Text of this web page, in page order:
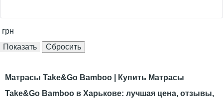
грн
Матрасы Take&Go Bamboo | Купить Матрасы
Take&Go Bamboo в Харькове: лучшая цена, отзывы,